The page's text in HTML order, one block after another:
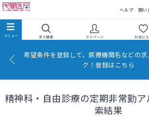
ヘルプ 問い
求人検索 マイページ お気に
希望条件を登録して、医療機関名などの
ク！登録はこちら
精神科・自由診療の定期非常勤
索結果